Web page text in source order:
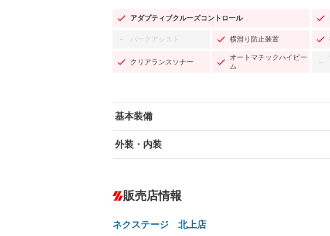
アダプティブクルーズコントロール
－ パークアシスト 横滑り防止装置
クリアランスソナー
オートマチックハイビー
ム
－
基本装備
エアバッグ：運転席/助手席/サイド
－ ダウンヒルアシストコントロール
Bluetooth接続
外装・内装
－ オーディオ
－
ヘッドライトウォッシャ
ー
販売店情報
ネクステージ 北上店